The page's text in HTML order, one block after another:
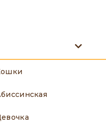
Кошки
Абиссинская
девочка